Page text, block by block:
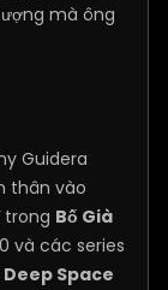
mà ông
Guidera
thân vào
trong Bố Già
và các series
Space